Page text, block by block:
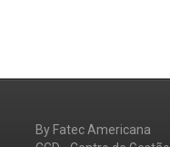
By Fatec Americana